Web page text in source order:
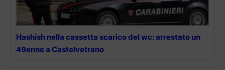
Hashish nella cassetta scarico del wc: arrestato un
49enne a Castelvetrano